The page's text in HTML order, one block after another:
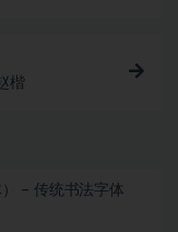
楷
– 传统书法字体